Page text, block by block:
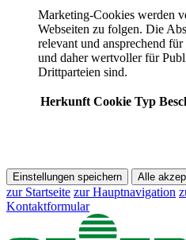
Marketing-Cookies werden
Webseiten zu folgen. Die
relevant und ansprechend
und daher wertvoller für
Drittparteien sind.
Herkunft Cookie Typ
Einstellungen speichern Alle
zur Startseite zur Hauptnavigation
Kontaktformular